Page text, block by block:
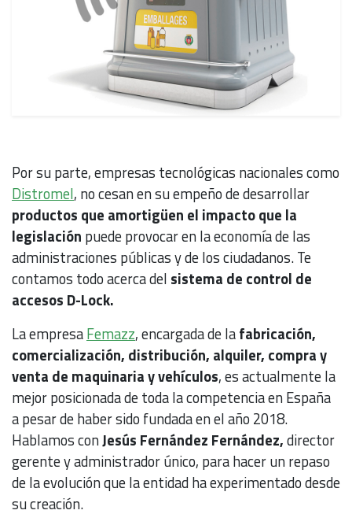
Por su parte, empresas tecnológicas nacionales como
Distromel, no cesan en su empeño de desarrollar
productos que amortigüen el impacto que la
legislación puede provocar en la economía de las
administraciones públicas y de los ciudadanos. Te
contamos todo acerca del sistema de control de
accesos D-Lock.
La empresaFemazz, encargada de lafabricación,
comercialización, distribución, alquiler, compra y
venta de maquinaria y vehículos, es actualmente la
mejor posicionada de toda la competencia en España
a pesar de haber sido fundada en el año 2018.
Hablamos conJesús Fernández Fernández,director
gerente y administrador único, para hacer un repaso
de la evolución que la entidad ha experimentado desde
su creación.